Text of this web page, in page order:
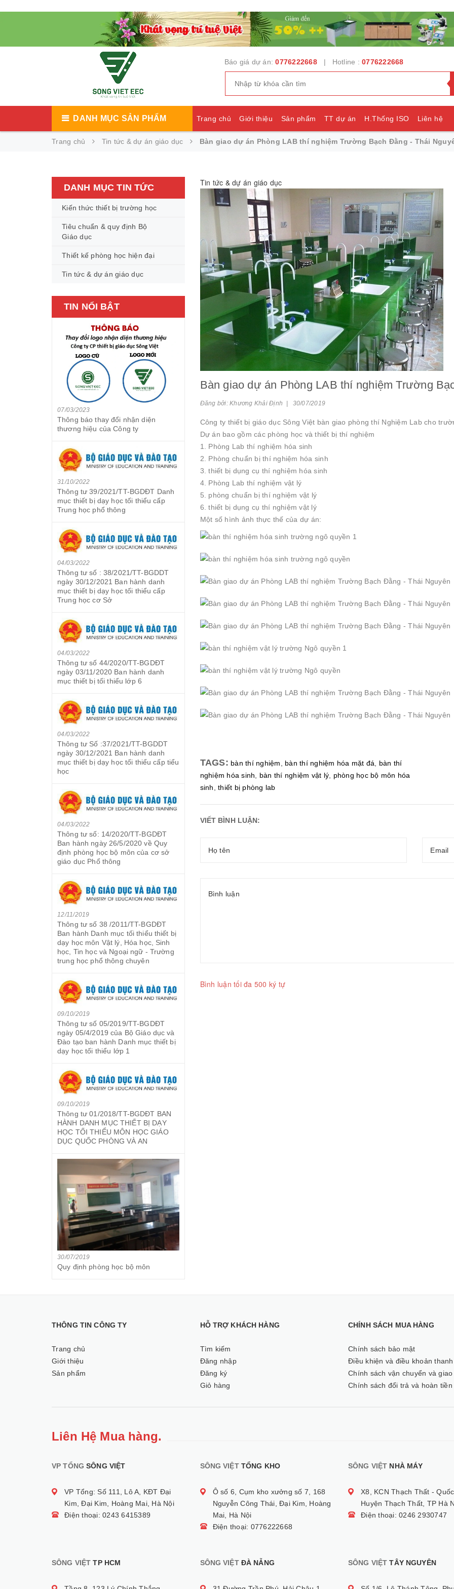
Báo giá dự án:0776222668| Hotline : 0776222668
DANH MỤC SẢN PHẨM Trang chủ Giới thiệu Sản phẩm TT dự án H.Thống ISO Liên hệ
Cataloge
Trang chủ Tin tức & dự án giáo dục Bàn giao dự án Phòng LAB thí nghiệm Trường Bạch Đằng - Thái
DANH MỤC TIN TỨC
Kiến thức thiết bị trường học
Tiêu chuẩn & quy định Bộ
Giáo dục
Thiết kế phòng học hiện đại
Tin tức & dự án giáo dục
TIN NỔI BẬT
07/03/2023
Thông báo thay đổi nhận diện
thương hiệu của Công ty
31/10/2022
Thông tư 39/2021/TT-BGDĐT Danh
mục thiết bị dạy học tối thiểu cấp
Trung học phổ thông
04/03/2022
Thông tư số : 38/2021/TT-BGDDT
ngày 30/12/2021 Ban hành danh
mục thiết bị dạy học tối thiểu cấp
Trung học cơ Sở
04/03/2022
Thông tư số 44/2020/TT-BGDĐT
ngày 03/11/2020 Ban hành danh
mục thiết bị tối thiểu lớp 6
04/03/2022
Thông tư Số :37/2021/TT-BGDDT
ngày 30/12/2021 Ban hành danh
mục thiết bị dạy học tối thiểu cấp tiểu
học
04/03/2022
Thông tư số: 14/2020/TT-BGDĐT
Ban hành ngày 26/5/2020 về Quy
định phòng học bộ môn của cơ sở
giáo dục Phổ thông
12/11/2019
Thông tư số 38 /2011/TT-BGDĐT
Ban hành Danh mục tối thiểu thiết bị
dạy học môn Vật lý, Hóa học, Sinh
học, Tin học và Ngoại ngữ - Trường
trung học phổ thông chuyên
09/10/2019
Thông tư số 05/2019/TT-BGDĐT
ngày 05/4/2019 của Bộ Giáo dục và
Đào tạo ban hành Danh mục thiết bị
dạy học tối thiểu lớp 1
09/10/2019
Thông tư 01/2018/TT-BGDĐT BAN
HÀNH DANH MỤC THIẾT BỊ DẠY
HỌC TỐI THIỂU MÔN HỌC GIÁO
DỤC QUỐC PHÒNG VÀ AN
30/07/2019
Quy định phòng học bộ môn
Tin tức & dự án giáo dục
Bàn giao dự án Phòng LAB thí nghiệm Trường
Đăng bởi: Khương Khải Định | 30/07/2019
Công ty thiết bị giáo dục Sông Việt bàn giao phòng thí Nghiệm Lab cho
Dự án bao gồm các phòng học và thiết bị thí nghiệm
1. Phòng Lab thí nghiệm hóa sinh
2. Phòng chuẩn bị thí nghiệm hóa sinh
3. thiết bị dụng cụ thí nghiệm hóa sinh
4. Phòng Lab thí nghiệm vật lý
5. phòng chuẩn bị thí nghiệm vật lý
6. thiết bị dụng cụ thí nghiệm vật lý
Một số hình ảnh thực thế của dự án:
TAGS: bàn thí nghiệm bàn thí nghiệm hóa mặt đá
bàn thí
nghiệm hóa sinh
bàn thí nghiệm vật lý
phòng học bộ môn hóa
sinh
thiết bị phòng lab
VIẾT BÌNH LUẬN:
Bình luận tối đa 500 ký tự
THÔNG TIN CÔNG TY
Trang chủ
Giới thiệu
Sản phẩm
HỖ TRỢ KHÁCH HÀNG
Tìm kiếm
Đăng nhập
Đăng ký
Giỏ hàng
CHÍNH SÁCH MUA HÀNG
Chính sách bảo mật
Điều khiện và điều khoản
Chính sách vận chuyển và
Chính sách đổi trả và hoàn tiền
Liên Hệ Mua hàng.
VP TỔNGSÔNG VIỆT
VP Tổng: Số 111, Lô A, KĐT Đại
Kim, Đại Kim, Hoàng Mai, Hà Nội
Điện thoại: 0243 6415389
SÔNG VIỆTTỔNG KHO
Ô số 6, Cụm kho xưởng số 7, 168
Nguyễn Công Thái, Đại Kim, Hoàng
Mai, Hà Nội
Điện thoại: 0776222668
SÔNG VIỆT NHÀ MÁY
X8, KCN Thạch Thất -
Huyện Thạch Thất, TP Hà
Điện thoại: 0246 2930747
SÔNG VIỆT TP HCM SÔNG VIỆTĐÀ NẴNG SÔNG VIỆT TÂY NGUYÊN